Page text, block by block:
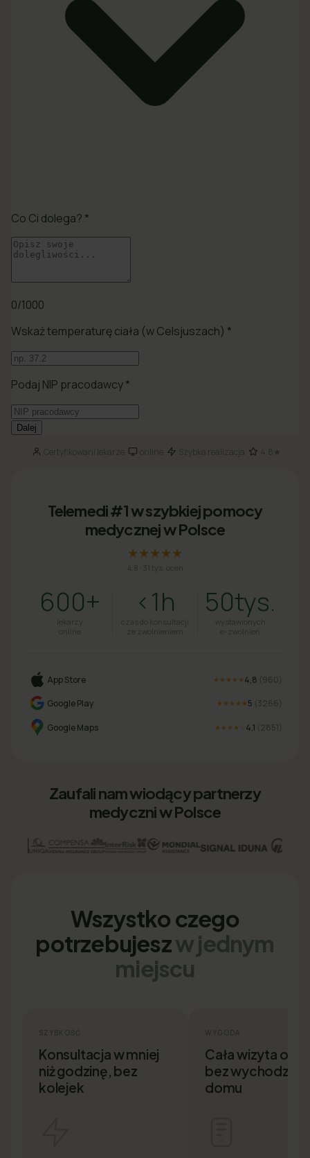
Certyfikowani lekarze· online· Szybka realizacja 4.8★
Telemedi #1 w szybkiej pomocy
medycznej w Polsce
★★★★★
4.8 31 tys. ocen
600+
lekarzy
online
<1h
czas do konsultacji
ze zwolnieniem
50tys.
wystawionych
e-zwolnień
App Store ★★★★★ 4,8 (960
Google Play
★★★★★ 5 (3266
Google Maps ★★★★ 4,1 (2851
Zaufali nam wiodący partnerzy
medyczni w Polsce
Wszystko czego
potrzebujeszw jednym
miejscu
SZYBKOŚĆ
Konsultacja w mniej
niż godzinę, bez
kolejek
WYGODA
Cała wizyta
bez
domu